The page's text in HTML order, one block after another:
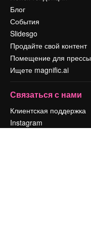
Блог
События
Slidesgo
Продайте свой контент
Помещение для прессы
Ищете magnific.ai
Связаться с нами
Клиентская поддержка
Instagram